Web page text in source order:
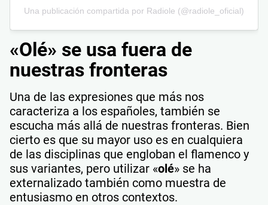
Una publicación compartida por Radiole (@radiole_oficial)
«Olé» se usa fuera de
nuestras fronteras
Una de las expresiones que más nos
caracteriza a los españoles, también se
escucha más allá de nuestras fronteras. Bien
cierto es que su mayor uso es en cualquiera
de las disciplinas que engloban el flamenco y
sus variantes, pero utilizar «olé» se ha
externalizado también como muestra de
entusiasmo en otros contextos.